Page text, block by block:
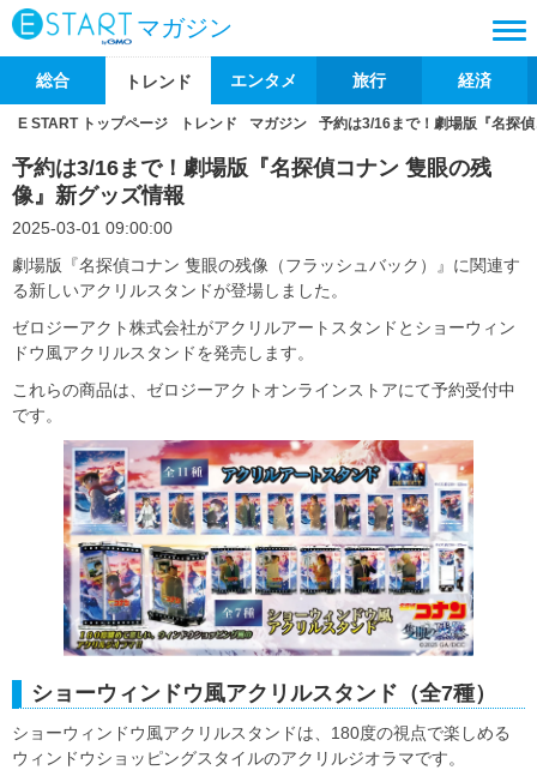
マガジン
総合 トレンド エンタメ 旅行 経済
E START トップページ トレンド マガジン 予約は3/16まで！劇場版『名探
予約は3/16まで！劇場版『名探偵コナン 隻眼の残
像』新グッズ情報
2025-03-01 09:00:00
劇場版『名探偵コナン 隻眼の残像（フラッシュバック）』に関連す
る新しいアクリルスタンドが登場しました。
ゼロジーアクト株式会社がアクリルアートスタンドとショーウィン
ドウ風アクリルスタンドを発売します。
これらの商品は、ゼロジーアクトオンラインストアにて予約受付中
です。
ショーウィンドウ風アクリルスタンド（全7種）
ショーウィンドウ風アクリルスタンドは、180度の視点で楽しめる
ウィンドウショッピングスタイルのアクリルジオラマです。